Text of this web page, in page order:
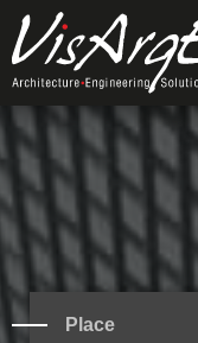
Place